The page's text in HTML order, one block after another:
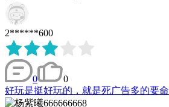
2******600
0
0
好玩是挺好玩的，就是死广告多的要命